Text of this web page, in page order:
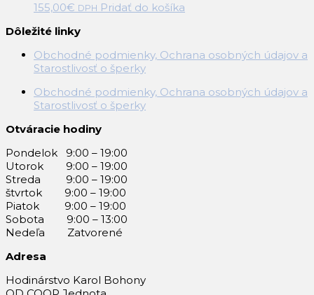
155,00€ DPH Pridať do košíka
Dôležité linky
Obchodné podmienky, Ochrana osobných údajov a
Starostlivosť o šperky
Obchodné podmienky, Ochrana osobných údajov a
Starostlivosť o šperky
Otváracie hodiny
Pondelok 9:00 – 19:00
Utorok 9:00 – 19:00
Streda 9:00 – 19:00
štvrtok 9:00 – 19:00
Piatok 9:00 – 19:00
Sobota 9:00 – 13:00
Nedeľa Zatvorené
Adresa
Hodinárstvo Karol Bohony